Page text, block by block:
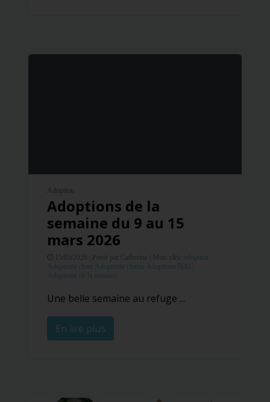
Adoption
Adoptions de la
semaine du 9 au 15
mars 2026
Posté par Catherine |
adoption
Adoptions chats Adoptions chiens Adoptions NAC
Adoptions de la semaine
Une belle semaine au refuge ...
En lire plus